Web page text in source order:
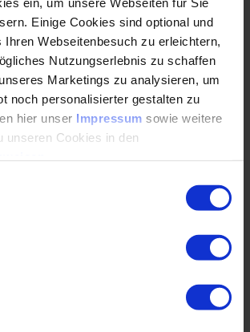
Einige Cookies sind optional und
Ihren Webseitenbesuch zu erleichtern,
Nutzungserlebnis zu schaffen
Marketings zu analysieren, um
noch personalisierter gestalten zu
hier unser Impressum sowie weitere
unseren Cookies in den
wie Daten im Digitalen Zwilling
Wertschöpfungskette
Es ist notwendig,
Transparenz vorzubereiten. Sowohl